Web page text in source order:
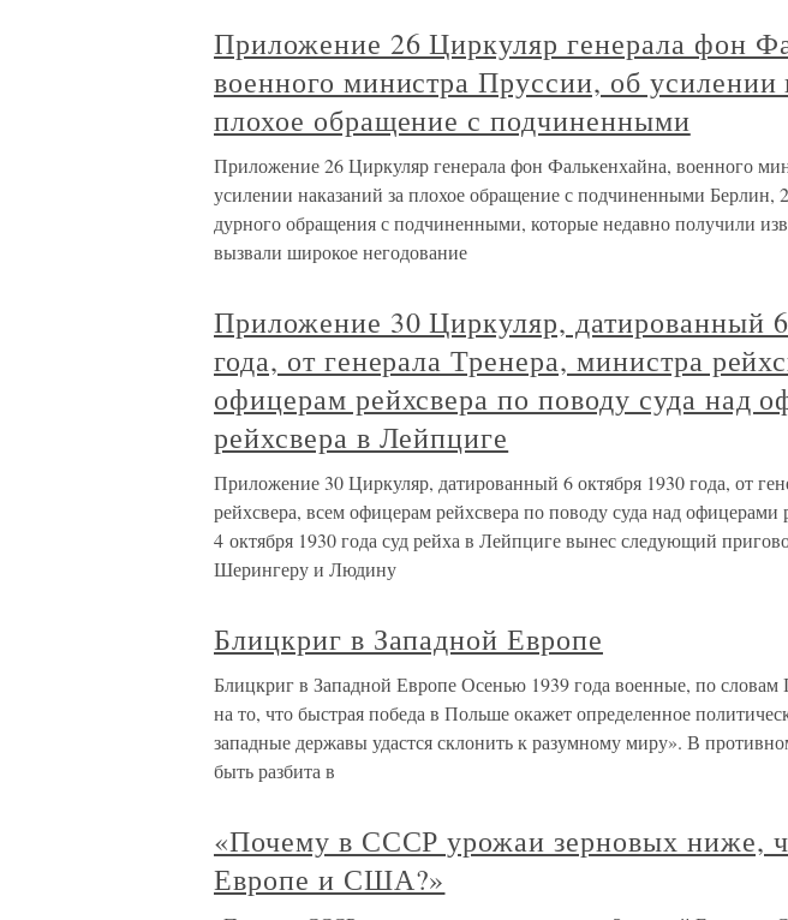
Приложение 26 Циркуляр генерала фон
военного министра Пруссии, об усилении
плохое обращение с подчиненными
Приложение 26 Циркуляр генерала фон Фалькенхайна, военного
усилении наказаний за плохое обращение с подчиненными Берлин,
дурного обращения с подчиненными, которые недавно получили
вызвали широкое негодование
Приложение 30 Циркуляр, датированный
года, от генерала Тренера, министра
офицерам рейхсвера по поводу суда над
рейхсвера в Лейпциге
Приложение 30 Циркуляр, датированный 6 октября 1930 года, от
рейхсвера, всем офицерам рейхсвера по поводу суда над офицерами
4 октября 1930 года суд рейха в Лейпциге вынес следующий
Шерингеру и Людину
Блицкриг в Западной Европе
Блицкриг в Западной Европе Осенью 1939 года военные, по словам
на то, что быстрая победа в Польше окажет определенное
западные державы удастся склонить к разумному миру». В
быть разбита в
«Почему в СССР урожаи зерновых ниже,
Европе и США?»